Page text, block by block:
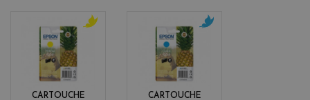
CARTOUCHE
o
CARTOUCHE